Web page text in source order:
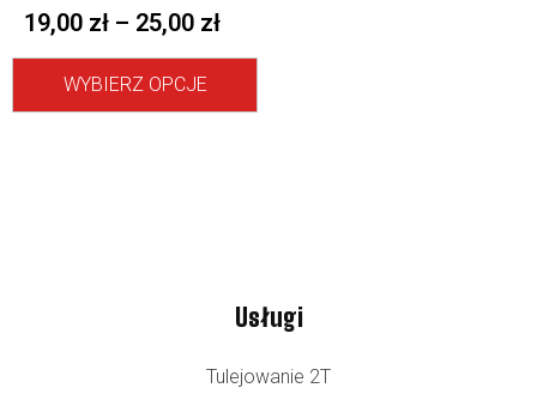
19,00 zł – 25,00 zł
WYBIERZ OPCJE
Usługi
Tulejowanie 2T